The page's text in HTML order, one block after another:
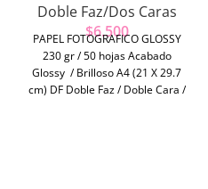
Doble Faz/Dos Caras
$6.500
PAPEL FOTOGRAFICO GLOSSY
230 gr / 50 hojas Acabado
Glossy / Brilloso A4 (21 X 29.7
cm) DF Doble Faz / Doble Cara /